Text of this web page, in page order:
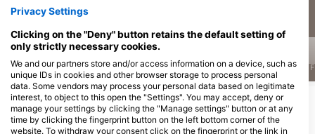
J F M A M J J A S O N D J F M A M J J A S O N D F
Xem thêm Động vật
Privacy Settings
Clicking on the "Deny" button retains the default setting of
only strictly necessary cookies.
We and our partners store and/or access information on a device, such as
unique IDs in cookies and other browser storage to process personal
data. Some vendors may process your personal data based on legitimate
interest, to object to this open the "Settings". You may accept, deny or
manage your settings by clicking the "Manage settings" button or at any
time by clicking the fingerprint button on the left bottom corner of the
website. To withdraw your consent click on the fingerprint or the link in